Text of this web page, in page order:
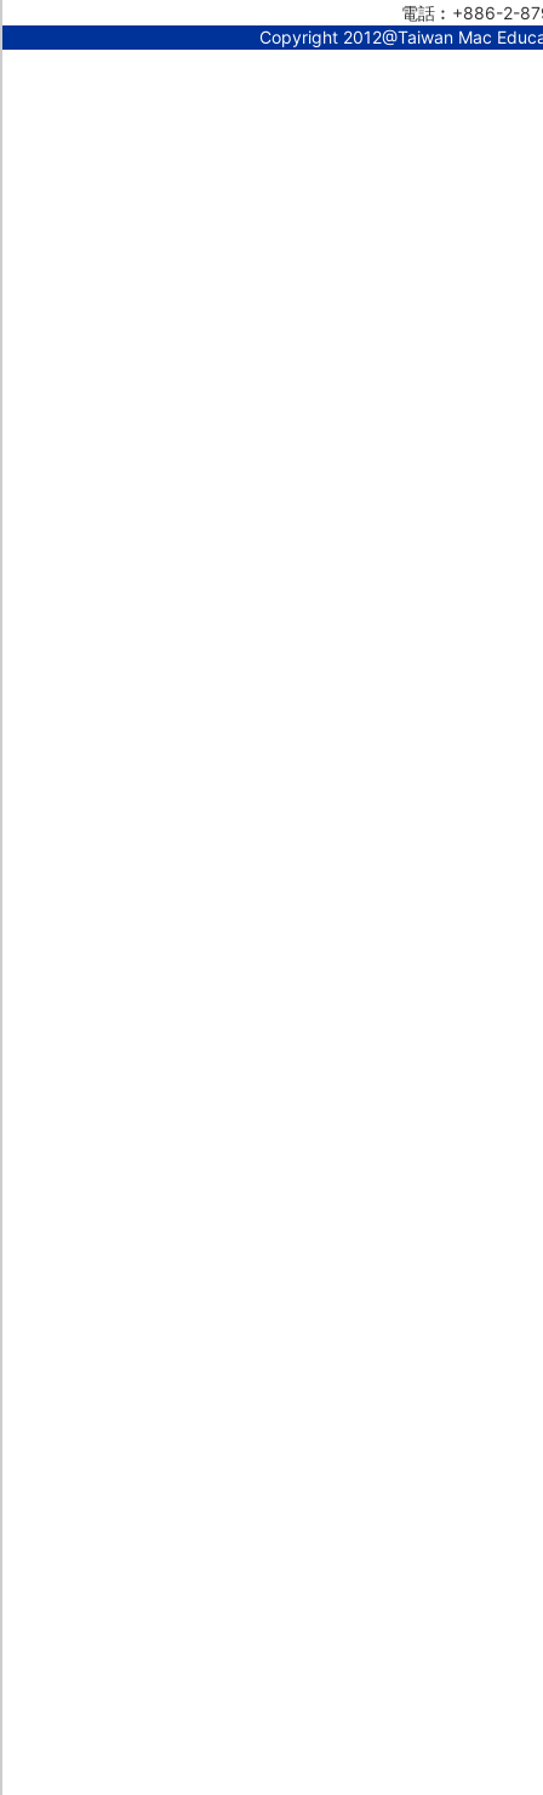
電話︰+886-2-
Copyright 2012@Taiwan Mac